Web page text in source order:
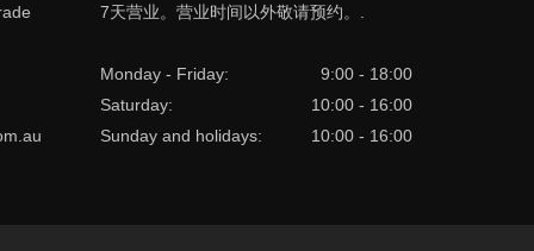
7天营业。营业时间以外敬请预约。.
Monday - Friday:
9:00 - 18:00
Saturday:
10:00 - 16:00
Sunday and holidays:
10:00 - 16:00